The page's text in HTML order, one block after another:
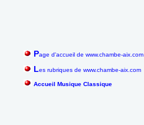
Page d'accueil de www.chambe-aix.com
Les rubriques de www.chambe-aix.com
Accueil Musique Classique